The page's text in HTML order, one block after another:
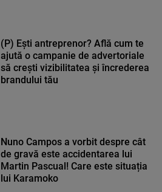
(P) Ești antreprenor? Află cum te
ajută o campanie de advertoriale
să crești vizibilitatea și încrederea
brandului tău
Nuno Campos a vorbit despre cât
de gravă este accidentarea lui
Martin Pascual! Care este situația
lui Karamoko